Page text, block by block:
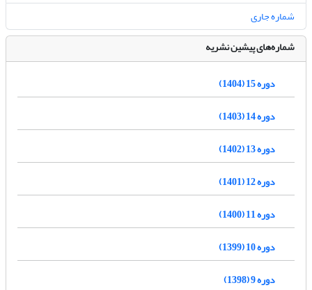
شماره جاری
شماره‌های پیشین نشریه
دوره 15 (1404)
دوره 14 (1403)
دوره 13 (1402)
دوره 12 (1401)
دوره 11 (1400)
دوره 10 (1399)
دوره 9 (1398)